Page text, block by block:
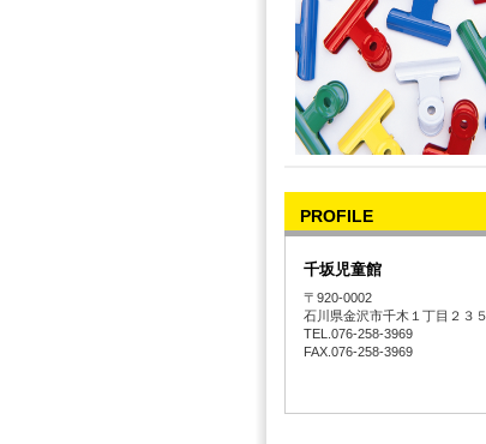
PROFILE
千坂児童館
〒920-0002
石川県金沢市千木１丁目２３５
TEL.076-258-3969
FAX.076-258-3969